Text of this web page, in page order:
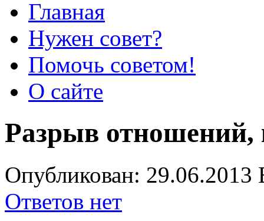
Главная
Нужен совет?
Помочь советом!
О сайте
Разрыв отношений,
Опубликован:
Ответов нет